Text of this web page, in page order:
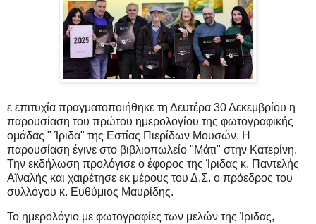
ε επιτυχία πραγματοποιήθηκε τη Δευτέρα 30 Δεκεμβρίου η
παρουσίαση του πρώτου ημερολογίου της φωτογραφικής
ομάδας " Ίριδα" της Εστίας Πιερίδων Μουσών. Η
παρουσίαση έγινε στο βιβλιοπωλείο "Μάτι" στην Κατερίνη.
Την εκδήλωση προλόγισε ο έφορος της Ίριδας κ. Παντελής
Αϊναλής και χαιρέτησε εκ μέρους του Δ.Σ. ο πρόεδρος του
συλλόγου κ. Ευθύμιος Μαυρίδης.
Το ημερολόγιο με φωτογραφίες των μελών της Ίριδας,